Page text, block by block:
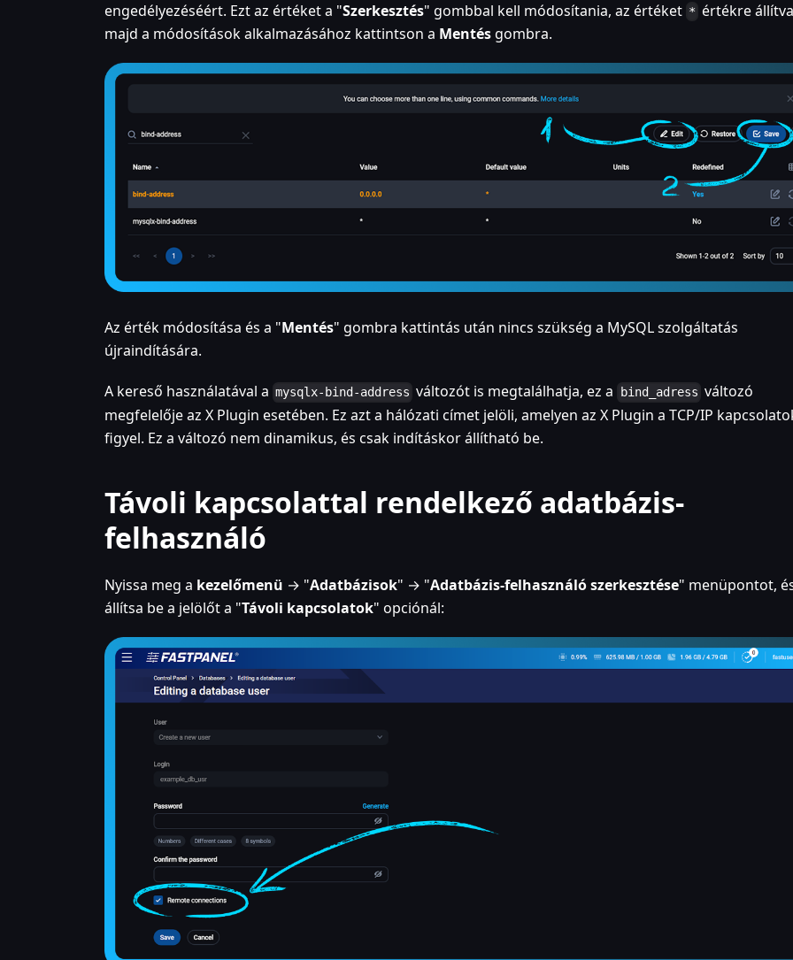
engedélyezéséért. Ezt az értéket a "Szerkesztés" gombbal kell módosítania, az értéket * értékre
majd a módosítások alkalmazásához kattintson a Mentés gombra.
Az érték módosítása és a "Mentés" gombra kattintás után nincs szükség a MySQL szolgáltatás
újraindítására.
A kereső használatával a mysqlx-bind-address változót is megtalálhatja, ez a bind_adress változó
megfelelője az X Plugin esetében. Ez azt a hálózati címet jelöli, amelyen az X Plugin a TCP/IP
figyel. Ez a változó nem dinamikus, és csak indításkor állítható be.
Távoli kapcsolattal rendelkező adatbázis-
felhasználó
Nyissa meg a kezelőmenü → "Adatbázisok" → "Adatbázis-felhasználó szerkesztése" menüpontot,
állítsa be a jelölőt a "Távoli kapcsolatok" opciónál: